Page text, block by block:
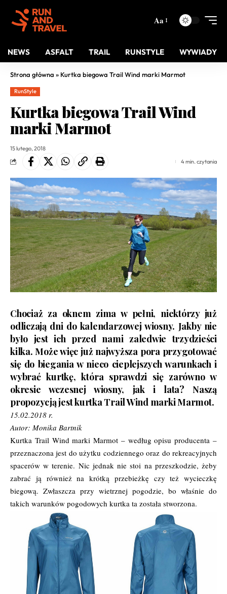
Aa
NEWS ASFALT TRAIL RUNSTYLE WYWIADY
Strona główna » Kurtka biegowa Trail Wind marki Marmot
RunStyle
Kurtka biegowa Trail Wind
marki Marmot
15 lutego, 2018
4 min. czytania
Chociaż za oknem zima w pełni, niektórzy już
odliczają dni do kalendarzowej wiosny. Jakby nie
było jest ich przed nami zaledwie trzydzieści
kilka. Może więc już najwyższa pora przygotować
się do biegania w nieco cieplejszych warunkach i
wybrać kurtkę, która sprawdzi się zarówno w
okresie wczesnej wiosny, jak i lata? Naszą
propozycją jest kurtka Trail Wind marki Marmot.
15.02.2018 r.
Autor: Monika Bartnik
Kurtka Trail Wind marki Marmot – według opisu producenta –
przeznaczona jest do użytku codziennego oraz do rekreacyjnych
spacerów w terenie. Nic jednak nie stoi na przeszkodzie, żeby
zabrać ją również na krótką przebieżkę czy też wycieczkę
biegową. Zwłaszcza przy wietrznej pogodzie, bo właśnie do
takich warunków pogodowych kurtka ta została stworzona.